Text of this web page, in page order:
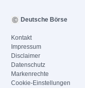
Deutsche Börse
Kontakt
Impressum
Disclaimer
Datenschutz
Markenrechte
Cookie-Einstellungen